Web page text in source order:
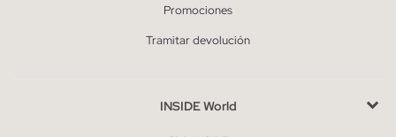
Promociones
Tramitar devolución
INSIDE World